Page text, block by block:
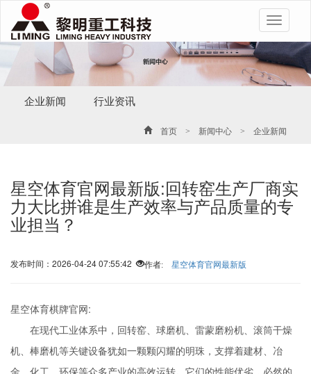
Toggle
企业新闻 行业资讯
首页 > 新闻中心 > 企业新闻
星空体育官网最新版:回转窑生产厂商实
力大比拼谁是生产效率与产品质量的专
业担当？
发布时间：2026-04-24 07:55:42 作者: 星空体育官网最新版
星空体育棋牌官网:
在现代工业体系中，回转窑、球磨机、雷蒙磨粉机、滚筒干燥
机、棒磨机等关键设备犹如一颗颗闪耀的明珠，支撑着建材、冶